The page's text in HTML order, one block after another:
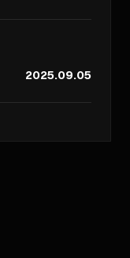
2025.09.05